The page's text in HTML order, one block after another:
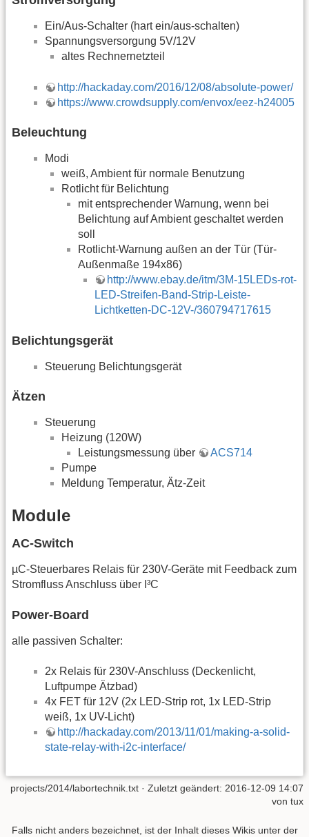
Ein/Aus-Schalter (hart ein/aus-schalten)
Spannungsversorgung 5V/12V
altes Rechnernetzteil
http://hackaday.com/2016/12/08/absolute-power/
https://www.crowdsupply.com/envox/eez-h24005
Beleuchtung
Modi
weiß, Ambient für normale Benutzung
Rotlicht für Belichtung
mit entsprechender Warnung, wenn bei
Belichtung auf Ambient geschaltet werden
soll
Rotlicht-Warnung außen an der Tür (Tür-
Außenmaße 194x86)
http://www.ebay.de/itm/3M-15LEDs-rot-
LED-Streifen-Band-Strip-Leiste-
Lichtketten-DC-12V-/360794717615
Belichtungsgerät
Steuerung Belichtungsgerät
Ätzen
Steuerung
Heizung (120W)
Leistungsmessung über
ACS714
Pumpe
Meldung Temperatur, Ätz-Zeit
Module
AC-Switch
µC-Steuerbares Relais für 230V-Geräte mit Feedback zum
Stromfluss Anschluss über I³C
Power-Board
alle passiven Schalter:
2x Relais für 230V-Anschluss (Deckenlicht,
Luftpumpe Ätzbad)
4x FET für 12V (2x LED-Strip rot, 1x LED-Strip
weiß, 1x UV-Licht)
http://hackaday.com/2013/11/01/making-a-solid-
state-relay-with-i2c-interface/
projects/2014/labortechnik.txt · Zuletzt geändert: 2016-12-09 14:07
von tux
Falls nicht anders bezeichnet, ist der Inhalt dieses Wikis unter der